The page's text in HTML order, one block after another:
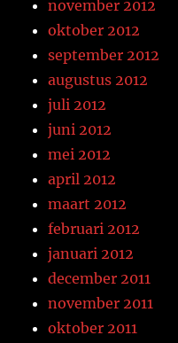
november 2012
oktober 2012
september 2012
augustus 2012
juli 2012
juni 2012
mei 2012
april 2012
maart 2012
februari 2012
januari 2012
december 2011
november 2011
oktober 2011